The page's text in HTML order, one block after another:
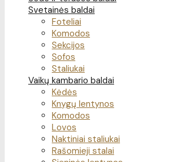
Svetainės baldai
Foteliai
Komodos
Sekcijos
Sofos
Staliukai
Vaikų kambario baldai
Kėdės
Knygų lentynos
Komodos
Lovos
Naktiniai staliukai
Rašomieji stalai